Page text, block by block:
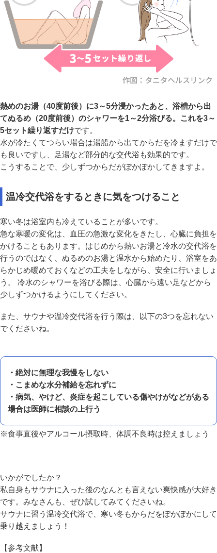
熱めのお湯（40度前後）に3～5分浸かったあと、浴槽から出
てぬるめ（20度前後）のシャワーを1～2分浴びる。これを3～
5セット繰り返すだけです。
水が冷たくてつらい場合は湯船から出てからだを冷ますだけで
も良いですし、足湯など部分的な交代浴も効果的です。
こうすることで、少しずつからだがぽかぽかしてきますよ。
温冷交代浴をするときに気をつけること
寒い冬は浴室内も冷えていることが多いです。
急な寒暖の変化は、血圧の急激な変化をきたし、心臓に負担を
かけることもあります。はじめから熱いお湯と冷水の交代浴を
行うのではなく、ぬるめのお湯と温水から始めたり、浴室をあ
らかじめ暖めておくなどの工夫をしながら、安全に行いましょ
う。 冷水のシャワーを浴びる際は、心臓から遠い足などから
少しずつかけるようにしてください。
また、サウナや温冷交代浴を行う際は、以下の3つを忘れない
でくださいね。
・絶対に無理な我慢をしない
・こまめな水分補給を忘れずに
・病気、やけど、炎症を起こしている傷やけがなどがある
場合は医師に相談の上行う
※食事直後やアルコール摂取時、体調不良時は控えましょう
いかがでしたか？
私自身もサウナに入った後のなんとも言えない爽快感が大好き
です。みなさんも、ぜひ試してみてくださいね。
サウナに習う温冷交代浴で、寒い冬もからだをぽかぽかにして
乗り越えましょう！
【参考文献】